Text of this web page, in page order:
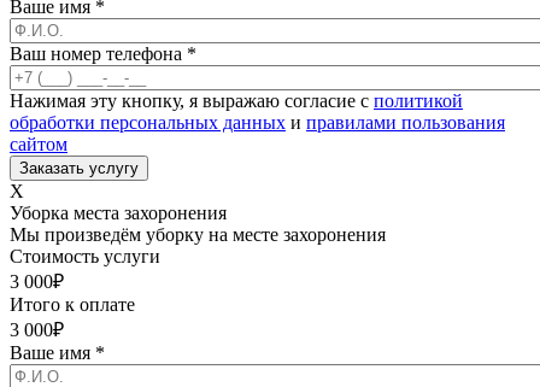
Ваше имя *
Ваш номер телефона *
Нажимая эту кнопку, я выражаю согласие с политикой
обработки персональных данных и правилами пользования
сайтом
X
Уборка места захоронения
Мы произведём уборку на месте захоронения
Стоимость услуги
3 000₽
Итого к оплате
3 000₽
Ваше имя *